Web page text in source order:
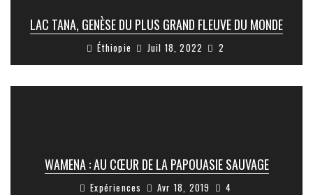
LAC TANA, GENÈSE DU PLUS GRAND FLEUVE DU MONDE
Éthiopie Juil 18, 2022 2
WAMENA : AU CŒUR DE LA PAPOUASIE SAUVAGE
Expériences Avr 18, 2019 4